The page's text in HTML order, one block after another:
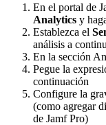
En el portal de
Analytics y
Establezca el
análisis a
En la sección
Pegue la
continuación
Configure la
(como agregar
de Jamf Pro)